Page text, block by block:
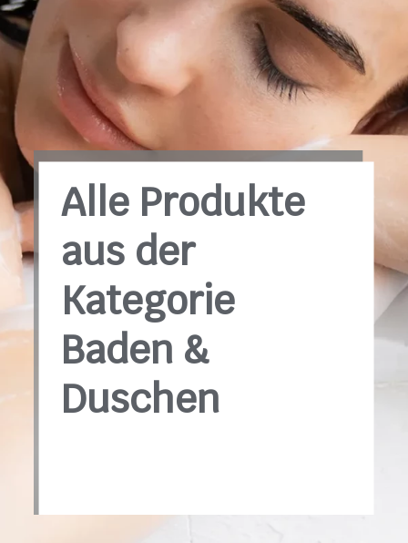
Alle Produkte
aus der
Kategorie
Baden &
Duschen